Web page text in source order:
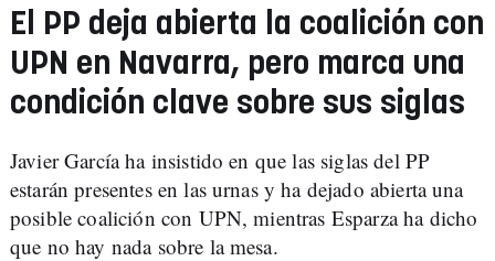
El PP deja abierta la coalición con
UPN en Navarra, pero marca una
condición clave sobre sus siglas
Javier García ha insistido en que las siglas del PP
estarán presentes en las urnas y ha dejado abierta una
posible coalición con UPN, mientras Esparza ha dicho
que no hay nada sobre la mesa.